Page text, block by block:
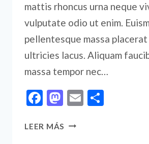
mattis rhoncus urna neque
vulputate odio ut enim.
pellentesque massa placerat
ultricies lacus. Aliquam
massa tempor nec…
Facebook
Mastodon
Email
LEER MÁS MY